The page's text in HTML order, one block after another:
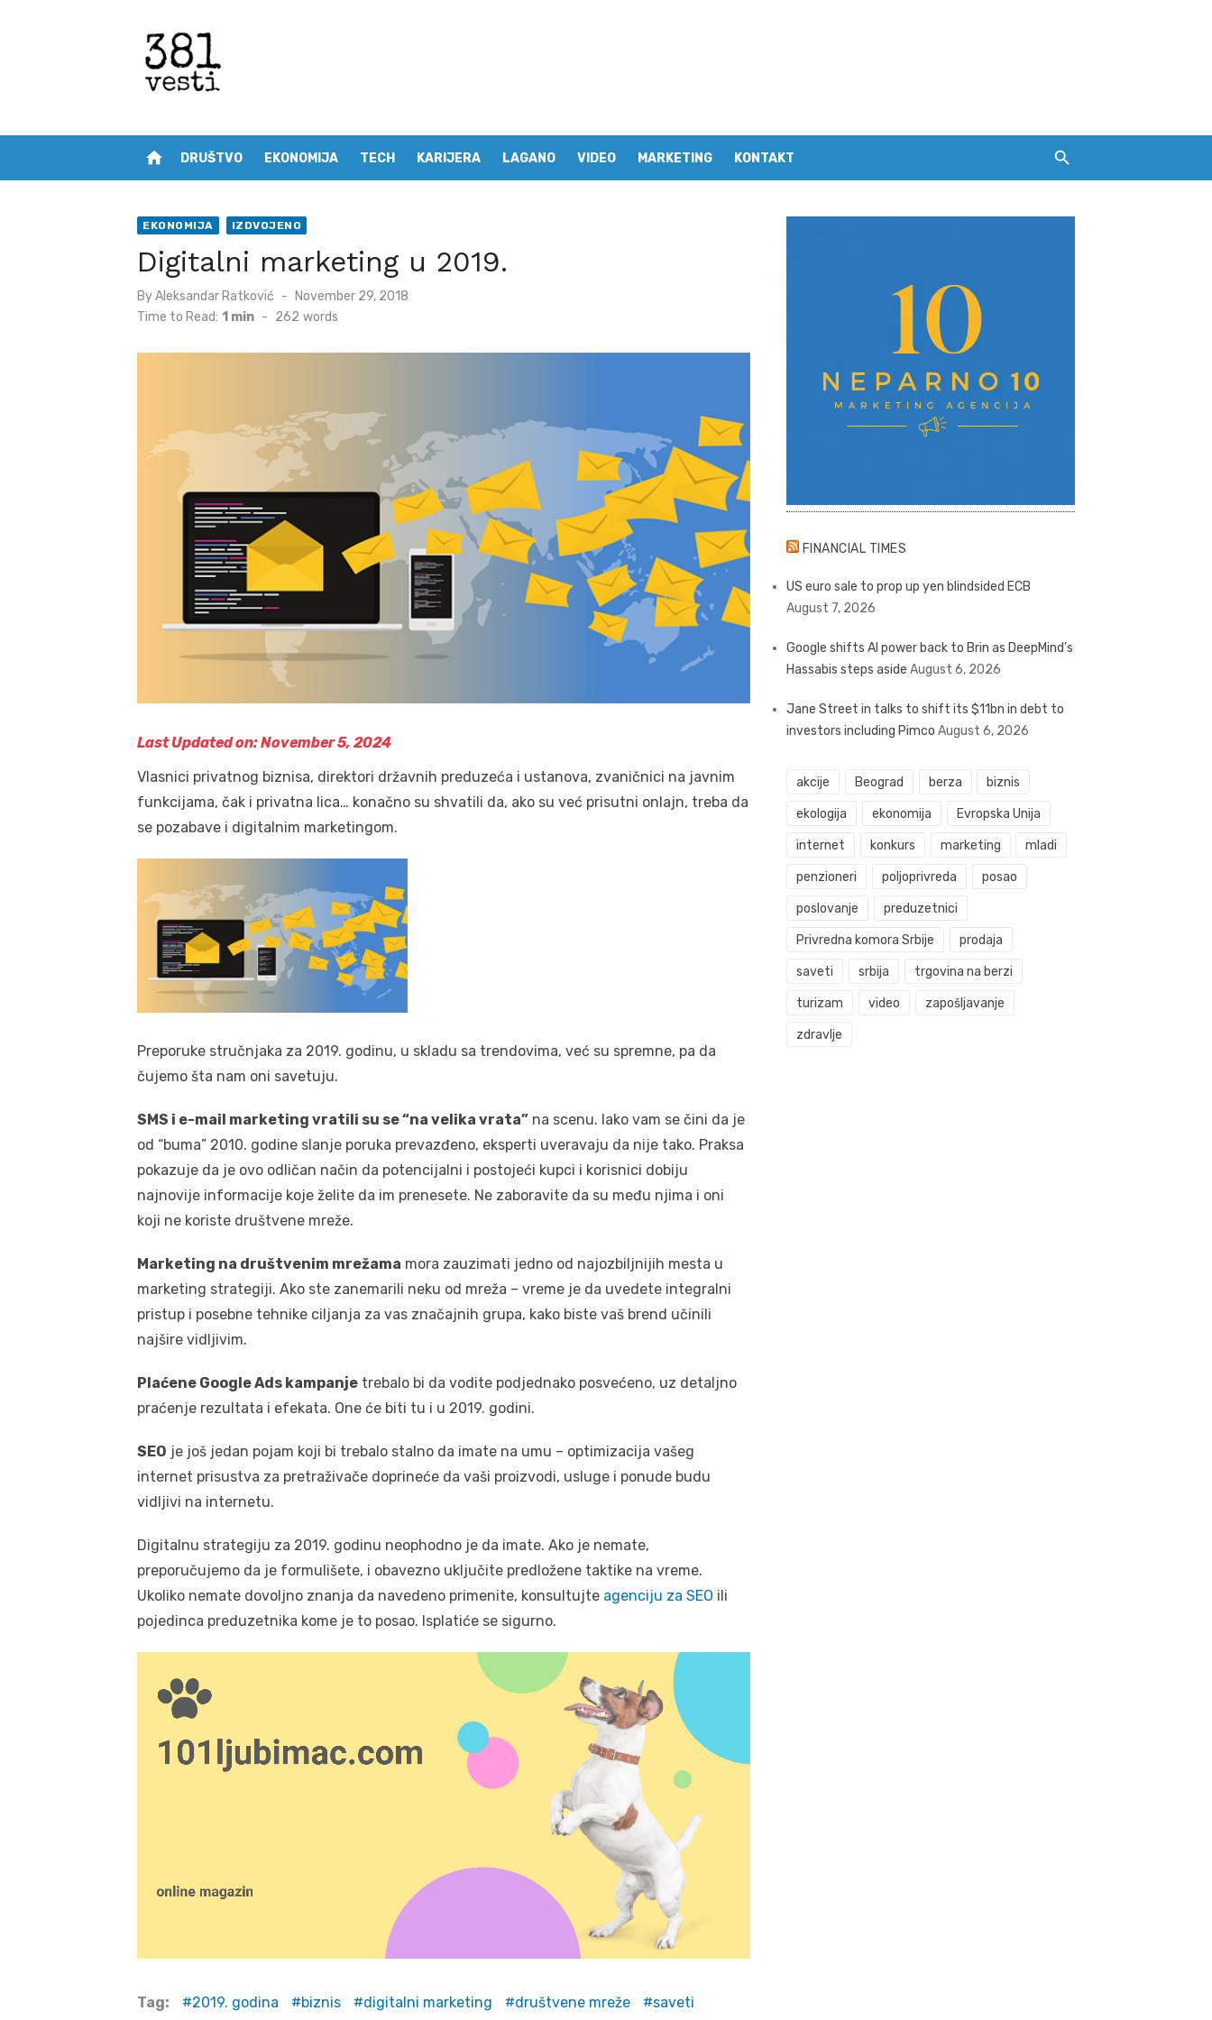
home DRUŠTVO EKONOMIJA TECH KARIJERA LAGANO VIDEO MARKETING KONTAKT
EKONOMIJA IZDVOJENO
Digitalni marketing u 2019.
ByAleksandar Ratković
Posted
on
November 29, 2018
Time to Read: 1 min - 262 words
Last Updated on: November 5, 2024
Vlasnici privatnog biznisa, direktori državnih preduzeća i ustanova, zvaničnici na javnim
funkcijama, čak i privatna lica… konačno su shvatili da, ako su već prisutni onlajn, treba da
se pozabave i digitalnim marketingom.
Preporuke stručnjaka za 2019. godinu, u skladu sa trendovima, već su spremne, pa da
čujemo šta nam oni savetuju.
SMS i e-mail marketing vratili su se “na velika vrata” na scenu. Iako vam se čini da je
od “buma” 2010. godine slanje poruka prevazđeno, eksperti uveravaju da nije tako. Praksa
pokazuje da je ovo odličan način da potencijalni i postojeći kupci i korisnici dobiju
najnovije informacije koje želite da im prenesete. Ne zaboravite da su među njima i oni
koji ne koriste društvene mreže.
Marketing na društvenim mrežama mora zauzimati jedno od najozbiljnijih mesta u
marketing strategiji. Ako ste zanemarili neku od mreža – vreme je da uvedete integralni
pristup i posebne tehnike ciljanja za vas značajnih grupa, kako biste vaš brend učinili
najšire vidljivim.
Plaćene Google Ads kampanje trebalo bi da vodite podjednako posvećeno, uz detaljno
praćenje rezultata i efekata. One će biti tu i u 2019. godini.
SEO je još jedan pojam koji bi trebalo stalno da imate na umu – optimizacija vašeg
internet prisustva za pretraživače doprineće da vaši proizvodi, usluge i ponude budu
vidljivi na internetu.
Digitalnu strategiju za 2019. godinu neophodno je da imate. Ako je nemate,
preporučujemo da je formulišete, i obavezno uključite predložene taktike na vreme.
Ukoliko nemate dovoljno znanja da navedeno primenite, konsultujte agenciju za SEO ili
pojedinca preduzetnika kome je to posao. Isplatiće se sigurno.
Tag: 2019. godina biznis digitalni marketing društvene mreže saveti
FINANCIAL TIMES
US euro sale to prop up yen blindsided ECB
August 7, 2026
Google shifts AI power back to Brin as DeepMind’s
Hassabis steps aside August 6, 2026
Jane Street in talks to shift its $11bn in debt to
investors including Pimco August 6, 2026
akcije Beograd berza biznis
ekologija ekonomija Evropska Unija
internet konkurs marketing mladi
penzioneri poljoprivreda posao
poslovanje preduzetnici
Privredna komora Srbije prodaja
saveti srbija trgovina na berzi
turizam video zapošljavanje
zdravlje